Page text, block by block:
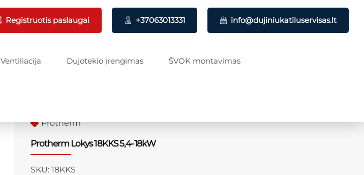
Registruotis paslaugai +37063013331 info@dujiniukatiluservisas.lt
Ventiliacija Dujotekio įrengimas ŠVOK montavimas
Protherm
Protherm Lokys 18KKS 5,4-18kW
SKU: 18KKS